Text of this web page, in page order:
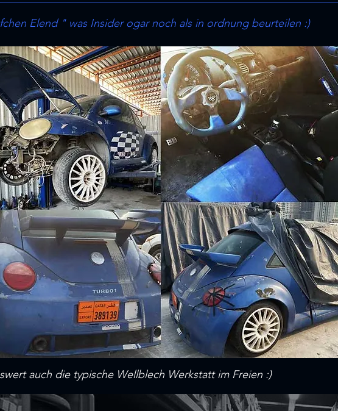
Elend " was Insider ogar noch als in ordnung beurteilen :)
auch die typische Wellblech Werkstatt im Freien :)